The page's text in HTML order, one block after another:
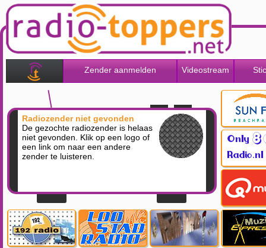
Zender aanmelden Videostream
Radiozender niet gevonden
De gezochte radiozender is helaas
niet gevonden. Klik op een logo of
een link om naar een andere
zender te luisteren.